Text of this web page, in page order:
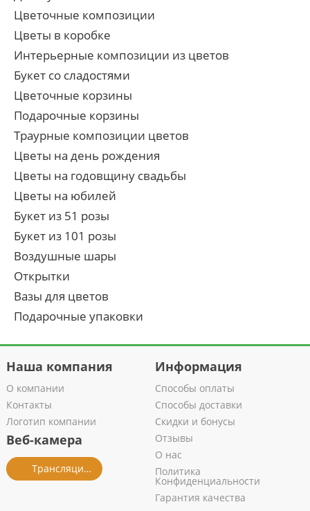
Цветочные композиции
Цветы в коробке
Интерьерные композиции из цветов
Букет со сладостями
Цветочные корзины
Подарочные корзины
Траурные композиции цветов
Цветы на день рождения
Цветы на годовщину свадьбы
Цветы на юбилей
Букет из 51 розы
Букет из 101 розы
Воздушные шары
Открытки
Вазы для цветов
Подарочные упаковки
Наша компания
О компании
Контакты
Логотип компании
Веб-камера
Трансляция из салона
Информация
Способы оплаты
Способы доставки
Скидки и бонусы
Отзывы
О нас
Политика
Конфиденциальности
Гарантия качества